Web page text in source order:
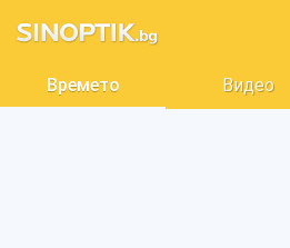
Времето Видео